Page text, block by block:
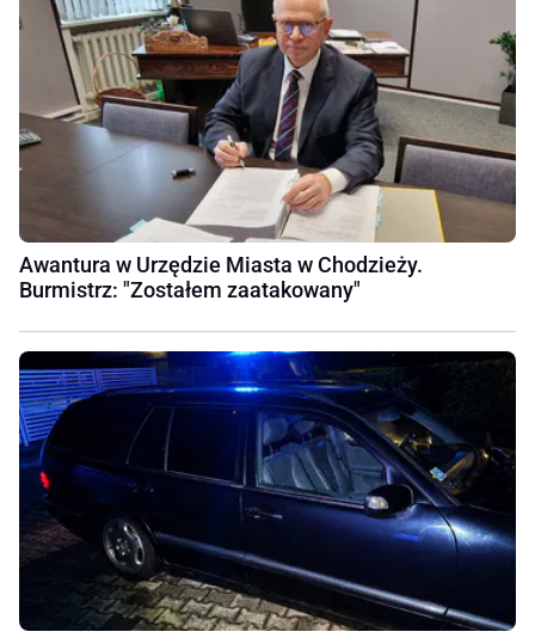
Awantura w Urzędzie Miasta w Chodzieży.
Burmistrz: "Zostałem zaatakowany"